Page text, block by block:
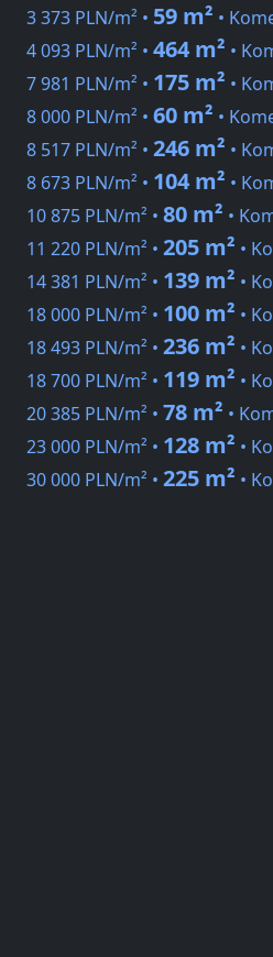
3 373 PLN/m² • 59 m² •
4 093 PLN/m² • 464 m² •
7 981 PLN/m² • 175 m² •
8 000 PLN/m² • 60 m² •
8 517 PLN/m² • 246 m² •
8 673 PLN/m² • 104 m² •
10 875 PLN/m² • 80 m² •
11 220 PLN/m² • 205 m² •
14 381 PLN/m² • 139 m² •
18 000 PLN/m² • 100 m² •
18 493 PLN/m² • 236 m² •
18 700 PLN/m² • 119 m² •
20 385 PLN/m² • 78 m² •
23 000 PLN/m² • 128 m² •
30 000 PLN/m² • 225 m² •